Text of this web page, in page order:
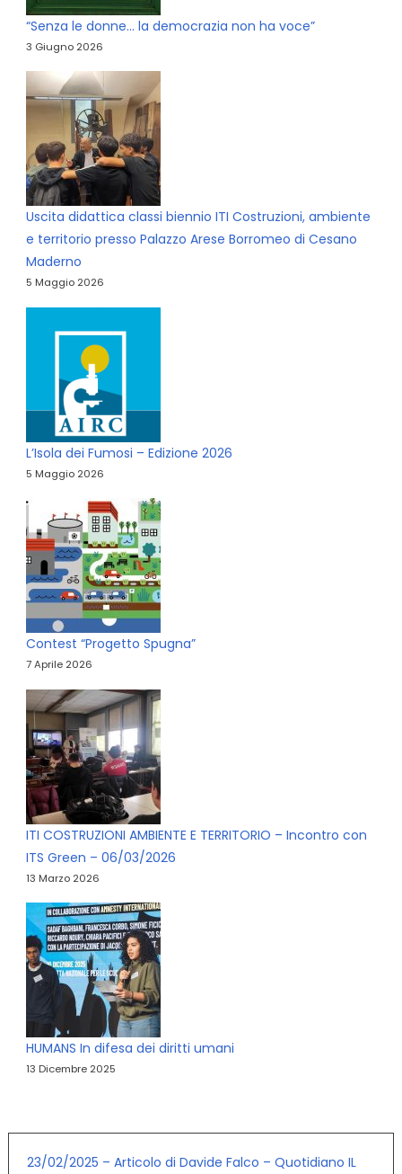
“Senza le donne… la democrazia non ha voce”
3 Giugno 2026
Uscita didattica classi biennio ITI Costruzioni, ambiente
e territorio presso Palazzo Arese Borromeo di Cesano
Maderno
5 Maggio 2026
L’Isola dei Fumosi – Edizione 2026
5 Maggio 2026
Contest “Progetto Spugna”
7 Aprile 2026
ITI COSTRUZIONI AMBIENTE E TERRITORIO – Incontro con
ITS Green – 06/03/2026
13 Marzo 2026
HUMANS In difesa dei diritti umani
13 Dicembre 2025
23/02/2025 – Articolo di Davide Falco – Quotidiano IL